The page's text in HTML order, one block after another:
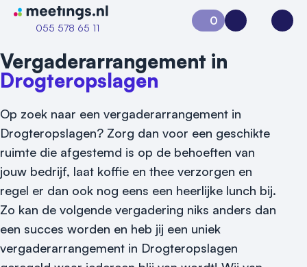
Naar home van Meetings
055 578 65 11
Vraag locatie aan
0
Aanvraag 0Inloggen
Vergaderarrangement in
Drogteropslagen
Op zoek naar een vergaderarrangement in
Drogteropslagen? Zorg dan voor een geschikte
ruimte die afgestemd is op de behoeften van
jouw bedrijf, laat koffie en thee verzorgen en
regel er dan ook nog eens een heerlijke lunch bij.
Zo kan de volgende vergadering niks anders dan
een succes worden en heb jij een uniek
vergaderarrangement in Drogteropslagen